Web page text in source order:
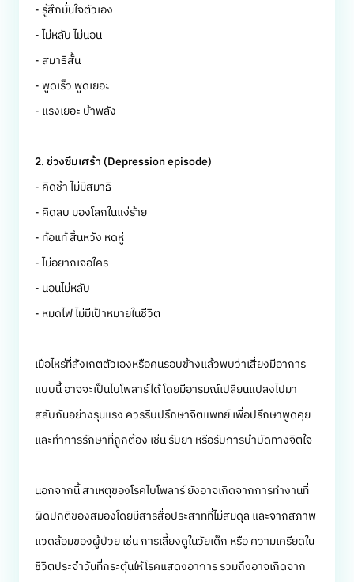
- รู้สึกมั่นใจตัวเอง
- ไม่หลับ ไม่นอน
- สมาธิสั้น
- พูดเร็ว พูดเยอะ
- แรงเยอะ บ้าพลัง
2. ช่วงซึมเศร้า (Depression episode)
- คิดช้า ไม่มีสมาธิ
- คิดลบ มองโลกในแง่ร้าย
- ท้อแท้ สิ้นหวัง หดหู่
- ไม่อยากเจอใคร
- นอนไม่หลับ
- หมดไฟ ไม่มีเป้าหมายในชีวิต
เมื่อไหร่ที่สังเกตตัวเองหรือคนรอบข้างแล้วพบว่าเสี่ยงมีอาการ
แบบนี้ อาจจะเป็นไบโพลาร์ได้ โดยมีอารมณ์เปลี่ยนแปลงไปมา
สลับกันอย่างรุนแรง ควรรีบปรึกษาจิตแพทย์ เพื่อปรึกษาพูดคุย
และทำการรักษาที่ถูกต้อง เช่น รับยา หรือรับการบำบัดทางจิตใจ
นอกจากนี้ สาเหตุของโรคไบโพลาร์ ยังอาจเกิดจากการทำงานที่
ผิดปกติของสมองโดยมีสารสื่อประสาทที่ไม่สมดุล และจากสภาพ
แวดล้อมของผู้ป่วย เช่น การเลี้ยงดูในวัยเด็ก หรือ ความเครียดใน
ชีวิตประจำวันที่กระตุ้นให้โรคแสดงอาการ รวมถึงอาจเกิดจาก